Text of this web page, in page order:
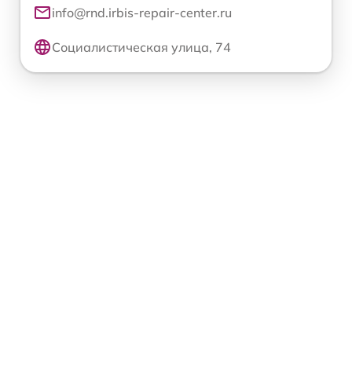
info@rnd.irbis-repair-center.ru
Социалистическая улица, 74